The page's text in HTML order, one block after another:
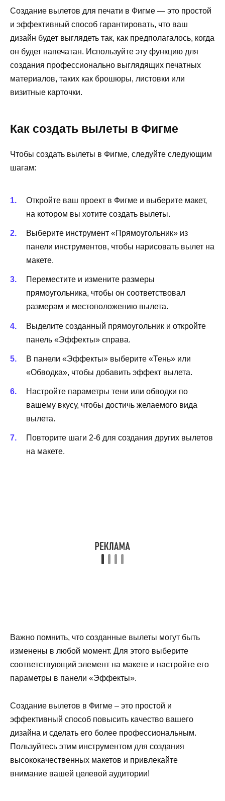
Создание вылетов для печати в Фигме — это простой
и эффективный способ гарантировать, что ваш
дизайн будет выглядеть так, как предполагалось, когда
он будет напечатан. Используйте эту функцию для
создания профессионально выглядящих печатных
материалов, таких как брошюры, листовки или
визитные карточки.
Как создать вылеты в Фигме
Чтобы создать вылеты в Фигме, следуйте следующим
шагам:
Откройте ваш проект в Фигме и выберите макет,
на котором вы хотите создать вылеты.
Выберите инструмент «Прямоугольник» из
панели инструментов, чтобы нарисовать вылет на
макете.
Переместите и измените размеры
прямоугольника, чтобы он соответствовал
размерам и местоположению вылета.
Выделите созданный прямоугольник и откройте
панель «Эффекты» справа.
В панели «Эффекты» выберите «Тень» или
«Обводка», чтобы добавить эффект вылета.
Настройте параметры тени или обводки по
вашему вкусу, чтобы достичь желаемого вида
вылета.
Повторите шаги 2-6 для создания других вылетов
на макете.
Важно помнить, что созданные вылеты могут быть
изменены в любой момент. Для этого выберите
соответствующий элемент на макете и настройте его
параметры в панели «Эффекты».
Создание вылетов в Фигме – это простой и
эффективный способ повысить качество вашего
дизайна и сделать его более профессиональным.
Пользуйтесь этим инструментом для создания
высококачественных макетов и привлекайте
внимание вашей целевой аудитории!